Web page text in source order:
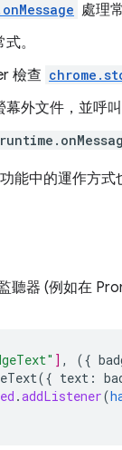
處理
。
檢查
幕外文件，並呼叫
能中的運作方
器 (例如在
] , ({
text :
.addListener(